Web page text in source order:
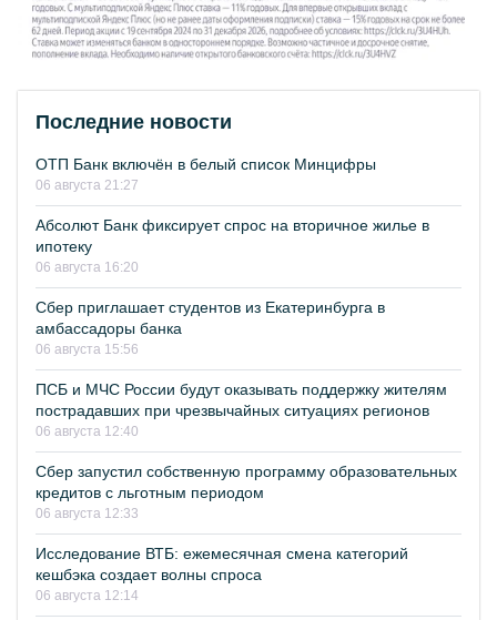
Последние новости
ОТП Банк включён в белый список Минцифры
06 августа 21:27
Абсолют Банк фиксирует спрос на вторичное жилье в
ипотеку
06 августа 16:20
Сбер приглашает студентов из Екатеринбурга в
амбассадоры банка
06 августа 15:56
ПСБ и МЧС России будут оказывать поддержку жителям
пострадавших при чрезвычайных ситуациях регионов
06 августа 12:40
Сбер запустил собственную программу образовательных
кредитов с льготным периодом
06 августа 12:33
Исследование ВТБ: ежемесячная смена категорий
кешбэка создает волны спроса
06 августа 12:14